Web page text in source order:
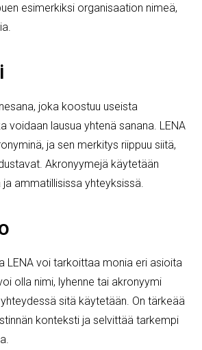
esimerkiksi organisaation nimeä,
joka koostuu useista
voidaan lausua yhtenä sanana. LENA
ja sen merkitys riippuu siitä,
Akronyymejä käytetään
ammatillisissa yhteyksissä.
LENA voi tarkoittaa monia eri asioita
olla nimi, lyhenne tai akronyymi
sitä käytetään. On tärkeää
konteksti ja selvittää tarkempi